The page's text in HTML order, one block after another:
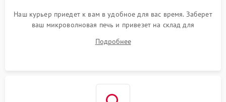
Наш курьер приедет к вам в удобное для вас время. Заберет
ваш микроволновая печь и привезет на склад для
Подробнее